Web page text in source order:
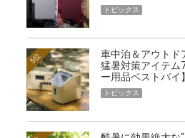
トピックス
車中泊＆アウトド
猛暑対策アイテム
ー用品ベストバイ】
5位
トピックス